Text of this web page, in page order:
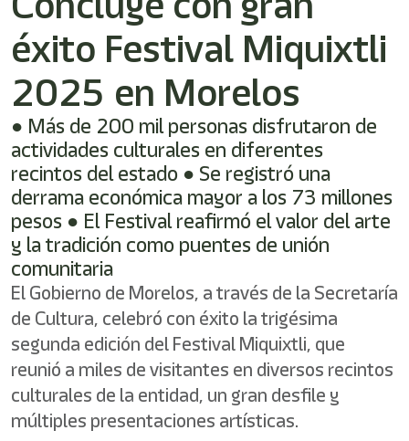
Este
acceso
directo
lector
de
pantalla
ayudarle
navegar
interactuar
con
contenido.
éxito Festival Miquixtli
2025 en Morelos
● Más de 200 mil personas disfrutaron de
actividades culturales en diferentes
recintos del estado ● Se registró una
derrama económica mayor a los 73 millones
pesos ● El Festival reafirmó el valor del arte
y la tradición como puentes de unión
comunitaria
El Gobierno de Morelos, a través de la Secretaría
de Cultura, celebró con éxito la trigésima
segunda edición del Festival Miquixtli, que
reunió a miles de visitantes en diversos recintos
culturales de la entidad, un gran desfile y
múltiples presentaciones artísticas.